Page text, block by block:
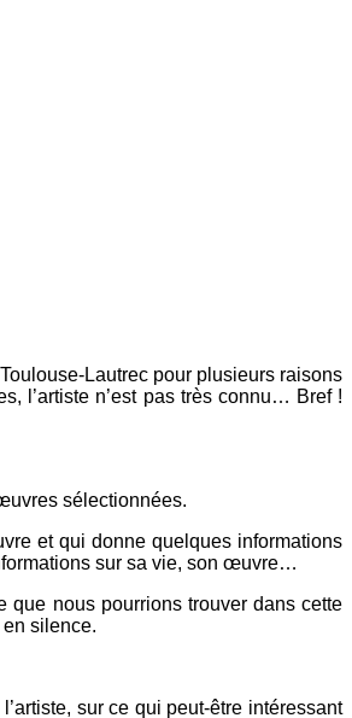
Lautrec pour plusieurs raisons
l’artiste n’est pas très connu… Bref !
sélectionnées.
et qui donne quelques informations
sur sa vie, son œuvre…
que nous pourrions trouver dans cette
silence.
sur ce qui peut-être intéressant